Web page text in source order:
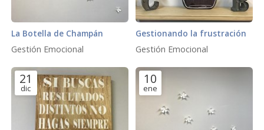
La Botella de Champán
Gestión Emocional
Gestionando la frustración
Gestión Emocional
21
dic
10
ene